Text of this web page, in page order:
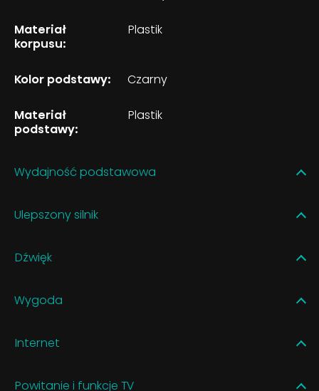
Materiał
korpusu:
Plastik
Kolor podstawy: Czarny
Materiał
podstawy:
Plastik
Wydajność podstawowa
Ulepszony silnik
Dźwięk
Wygoda
Internet
Powitanie i funkcje TV